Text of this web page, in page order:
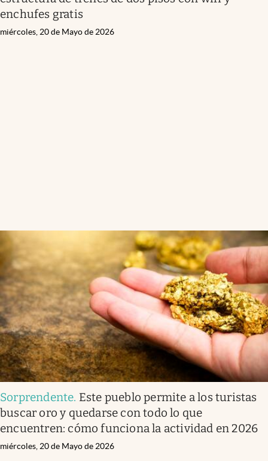
enchufes gratis
miércoles, 20 de Mayo de 2026
Sorprendente. Este pueblo permite a los turistas
buscar oro y quedarse con todo lo que
encuentren: cómo funciona la actividad en 2026
miércoles, 20 de Mayo de 2026